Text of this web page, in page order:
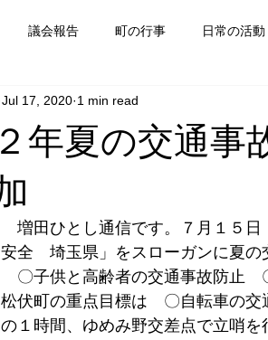
議会報告 町の行事 日常の活動
年夏の交通事
Jul 17, 2020 1 min read
増田ひとし通信です。７月１５
全　埼玉県」をスローガンに夏
〇子供と高齢者の交通事故防止
伏町の重点目標は　〇自転車の
の１時間、ゆめみ野交差点で立哨